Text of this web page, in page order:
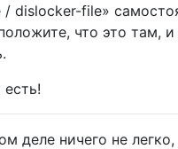
dislocker-file»
что это там,
деле ничего не легко,